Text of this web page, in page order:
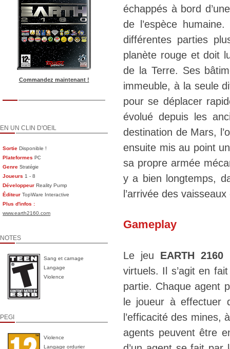
Commandez maintenant !
EN UN CLIN D'OEIL
Sortie Disponible !
Plateformes PC
Genre Stratégie
Joueurs 1 - 8
Développeur Reality Pump
Éditeur TopWare Interactive
Plus d'infos :
www.earth2160.com
NOTES
Sang et carnage
Langage
Violence
PEGI
Violence
Langage ordurier
échappés à bord
de l’espèce
différentes parties
planète rouge et doit
de la Terre. Ses
immeuble, à la seule
pour se déplacer
évolué depuis les
destination de Mars,
ensuite mis au point
sa propre armée
y a bien longtemps,
l’arrivée des
Gameplay
Le jeu EARTH 2160
virtuels. Il s’agit en
partie. Chaque agent
le joueur à effectuer
l’efficacité des
agents peuvent être